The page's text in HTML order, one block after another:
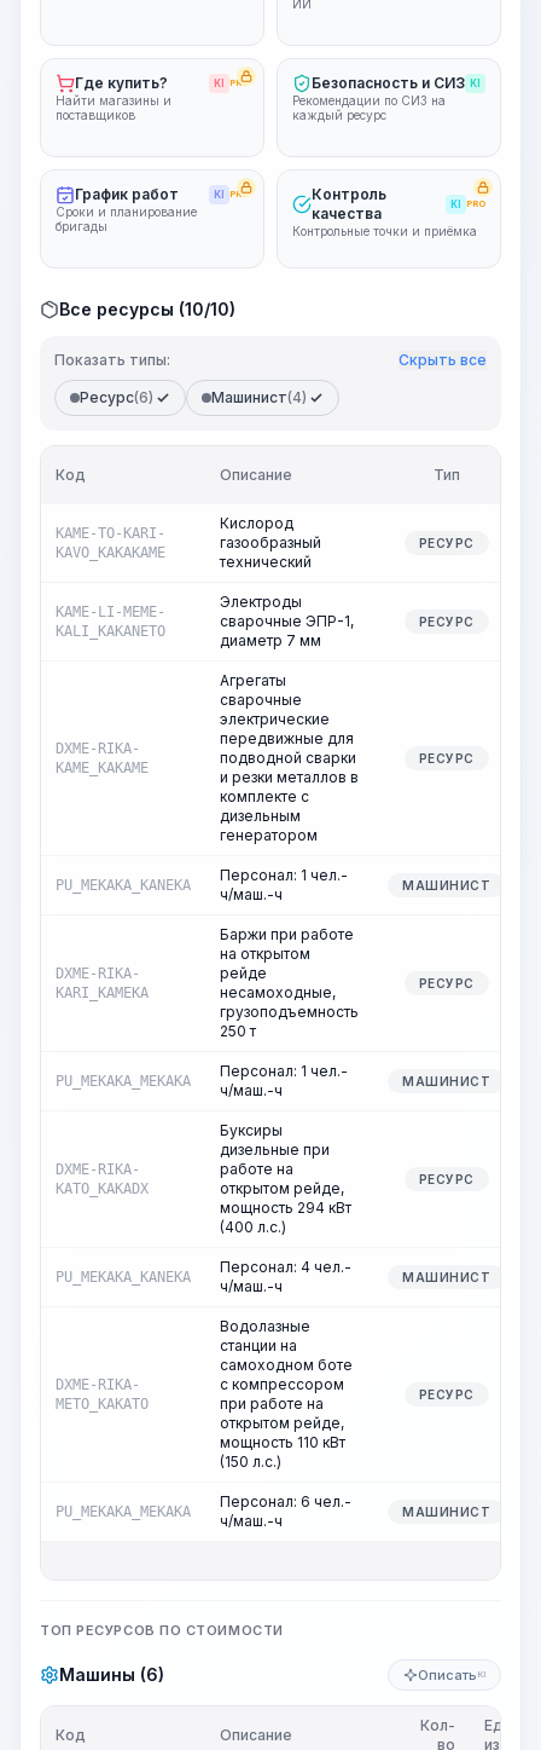
ИИ
Где купить? KI PRO
Найти магазины и
поставщиков
Безопасность и СИЗ KI
Рекомендации по СИЗ на
каждый ресурс
График работ KI PRO
Сроки и планирование
бригады
Контроль
качества
KI PRO
Контрольные точки и приёмка
Все ресурсы (10/10)
Показать типы: Скрыть все
Ресурс(6) Машинист(4)
Код Описание Тип
KAME-TO-KARI-
KAVO_KAKAKAME
Кислород
газообразный
технический
РЕСУРС
KAME-LI-MEME-
KALI_KAKANETO
Электроды
сварочные ЭПР-1,
диаметр 7 мм
РЕСУРС
DXME-RIKA-
KAME_KAKAME
Агрегаты
сварочные
электрические
передвижные для
подводной сварки
и резки металлов в
комплекте с
дизельным
генератором
РЕСУРС
PU_MEKAKA_KANEKA
Персонал: 1 чел.-
ч/маш.-ч
МАШИНИСТ
DXME-RIKA-
KARI_KAMEKA
Баржи при работе
на открытом
рейде
несамоходные,
грузоподъемность
250 т
РЕСУРС
PU_MEKAKA_MEKAKA
Персонал: 1 чел.-
ч/маш.-ч
МАШИНИСТ
DXME-RIKA-
KATO_KAKADX
Буксиры
дизельные при
работе на
открытом рейде,
мощность 294 кВт
(400 л.с.)
РЕСУРС
PU_MEKAKA_KANEKA
Персонал: 4 чел.-
ч/маш.-ч
МАШИНИСТ
DXME-RIKA-
METO_KAKATO
Водолазные
станции на
самоходном боте
с компрессором
при работе на
открытом рейде,
мощность 110 кВт
(150 л.с.)
РЕСУРС
PU_MEKAKA_MEKAKA
Персонал: 6 чел.-
ч/маш.-ч
МАШИНИСТ
ТОП РЕСУРСОВ ПО СТОИМОСТИ
Машины (6) Описать KI
Код Описание
Кол-
во
Ед.
изм.